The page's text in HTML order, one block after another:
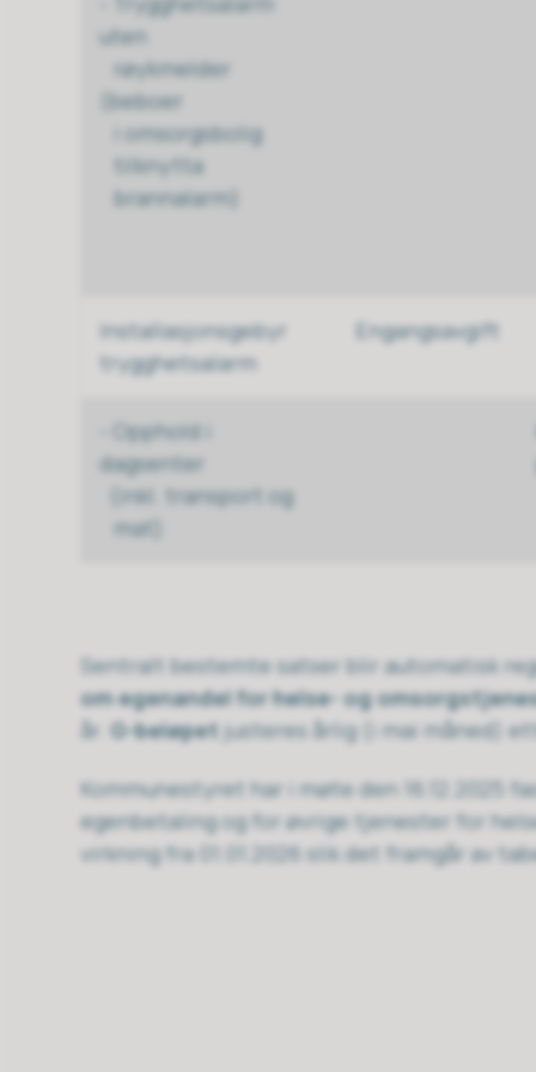
uten
røykmelder
(beboer
i omsorgsbolig
tilknytta
brannalarm)
Installasjonsgebyr
trygghetsalarm
Engangsavgift
- Opphold i
dagsenter
(inkl. transport og
mat)
Sentralt bestemte satser blir automatisk
om egenandel for helse- og
år.G-beløpetjusteres årlig (i mai måned)
Kommunestyret har i møte den 16.12.2025
egenbetaling og for øvrige tjenester for
virkning fra 01.01.2026 slik det framgår av